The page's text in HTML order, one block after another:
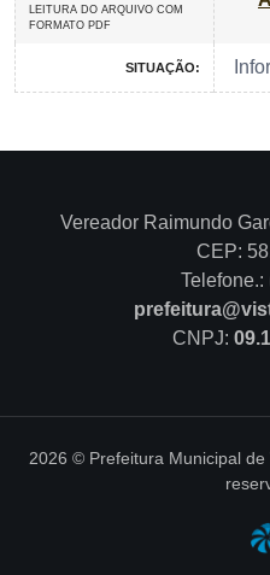
LEITURA DO ARQUIVO COM
FORMATO PDF
SITUAÇÃO:
Vereador Raimundo
CEP:
Telefone.:
CNPJ:
2026 © Prefeitura Municipal